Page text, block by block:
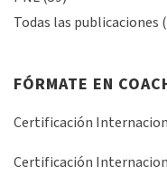
Todas las publicaciones
FÓRMATE EN
Certificación
Certificación